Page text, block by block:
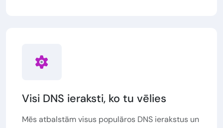
Visi DNS ieraksti, ko tu vēlies
Mēs atbalstām visus populāros DNS ierakstus un